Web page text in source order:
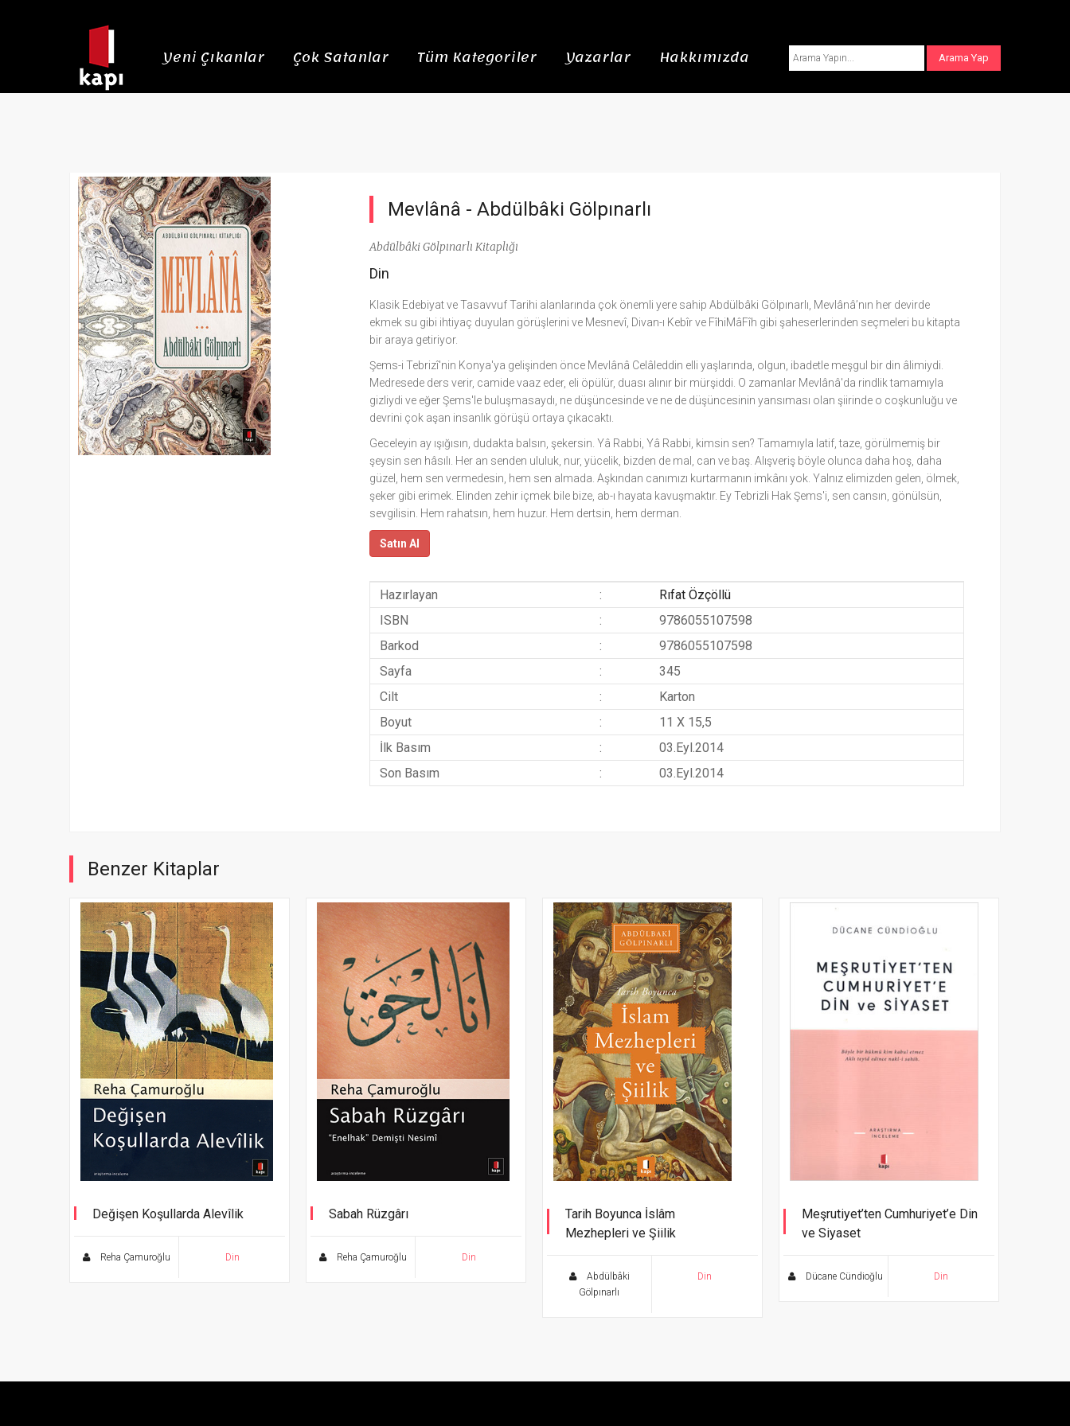
Yeni Çıkanlar Çok Satanlar Tüm Kategoriler Yazarlar Hakkımızda
Mevlânâ - Abdülbâki Gölpınarlı
Abdülbâki Gölpınarlı Kitaplığı
Din
Klasik Edebiyat ve Tasavvuf Tarihi alanlarında çok önemli yere sahip Abdülbâki Gölpınarlı, Mevlânâ’nın her devirde
ekmek su gibi ihtiyaç duyulan görüşlerini ve Mesnevî, Divan-ı Kebîr ve FîhiMâFîh gibi şaheserlerinden seçmeleri bu kitapta
bir araya getiriyor.
Şems-i Tebrizî'nin Konya'ya gelişinden önce Mevlânâ Celâleddin elli yaşlarında, olgun, ibadetle meşgul bir din âlimiydi.
Medresede ders verir, camide vaaz eder, eli öpülür, duası alınır bir mürşiddi. O zamanlar Mevlânâ'da rindlik tamamıyla
gizliydi ve eğer Şems'le buluşmasaydı, ne düşüncesinde ve ne de düşüncesinin yansıması olan şiirinde o coşkunluğu ve
devrini çok aşan insanlık görüşü ortaya çıkacaktı.
Geceleyin ay ışığısın, dudakta balsın, şekersin. Yâ Rabbi, Yâ Rabbi, kimsin sen? Tamamıyla latif, taze, görülmemiş bir
şeysin sen hâsılı. Her an senden ululuk, nur, yücelik, bizden de mal, can ve baş. Alışveriş böyle olunca daha hoş, daha
güzel, hem sen vermedesin, hem sen almada. Aşkından canımızı kurtarmanın imkânı yok. Yalnız elimizden gelen, ölmek,
şeker gibi erimek. Elinden zehir içmek bile bize, ab-ı hayata kavuşmaktır. Ey Tebrizli Hak Şems'i, sen cansın, gönülsün,
sevgilisin. Hem rahatsın, hem huzur. Hem dertsin, hem derman.
Satın Al
Hazırlayan :
Rıfat Özçöllü
ISBN
:
9786055107598
Barkod
:
9786055107598
Sayfa
:
345
Cilt
:
Karton
Boyut
:
11 X 15,5
İlk Basım
:
03.Eyl.2014
Son Basım
: 03.Eyl.2014
Benzer Kitaplar
Değişen Koşullarda Alevîlik
Reha Çamuroğlu Din
Sabah Rüzgârı
Reha Çamuroğlu Din
Tarih Boyunca İslâm
Mezhepleri ve Şiilik
Abdülbâki
Gölpınarlı
Din
Meşrutiyet’ten Cumhuriyet’e Din
ve Siyaset
Dücane Cündioğlu Din